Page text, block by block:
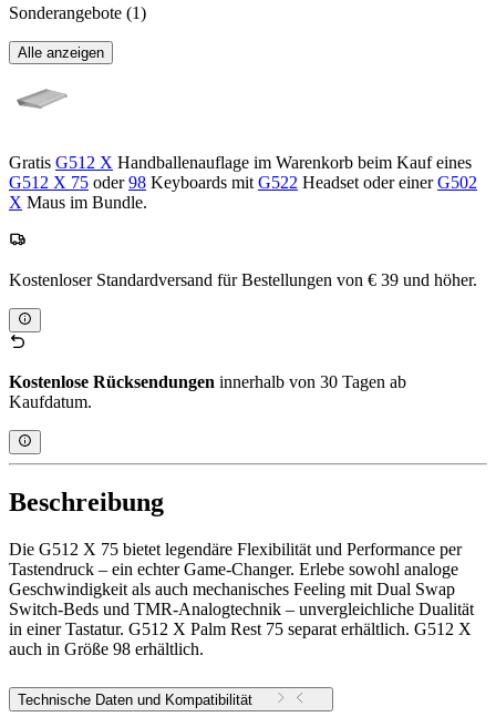
Sonderangebote (1)
Alle anzeigen
Gratis G512 X Handballenauflage im Warenkorb beim Kauf eines
G512 X 75 oder98 Keyboards mit G522 Headset oder einerG502
X Maus im Bundle.
Kostenloser Standardversand für Bestellungen von € 39 und höher.
Kostenlose Rücksendungen innerhalb von 30 Tagen ab
Kaufdatum.
Beschreibung
Die G512 X 75 bietet legendäre Flexibilität und Performance per
Tastendruck – ein echter Game-Changer. Erlebe sowohl analoge
Geschwindigkeit als auch mechanisches Feeling mit Dual Swap
Switch-Beds und TMR-Analogtechnik – unvergleichliche Dualität
in einer Tastatur. G512 X Palm Rest 75 separat erhältlich. G512 X
auch in Größe 98 erhältlich.
Technische Daten und Kompatibilität